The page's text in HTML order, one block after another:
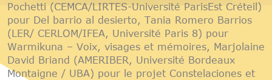
Pochetti (CEMCA/LIRTES-Université ParisEst Créteil)
pour Del barrio al desierto, Tania Romero Barrios
(LER/ CERLOM/IFEA, Université Paris 8) pour
Warmikuna – Voix, visages et mémoires, Marjolaine
David Briand (AMERIBER, Université Bordeaux
Montaigne / UBA) pour le projet Constelaciones et